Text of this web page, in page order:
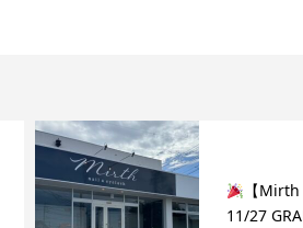
【Mirth
11/27